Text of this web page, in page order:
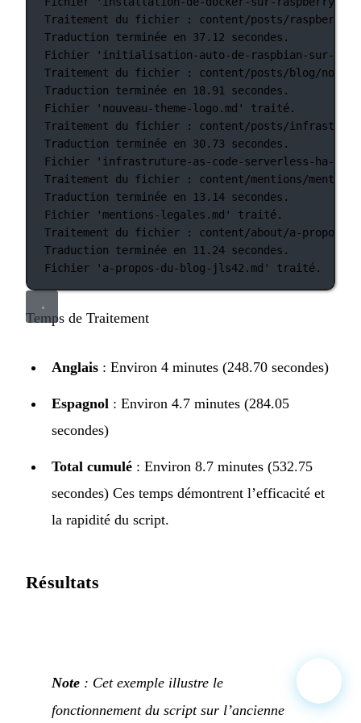
Traitement
du fichier :
content/posts/
Traduction
terminée en 37.12
secondes.
Fichier
'initialisation-auto-de-raspbian-sur-
Traitement
du fichier :
content/posts/blog/
Traduction
terminée en 18.91
secondes.
Fichier
'nouveau-theme-logo.md'
traité.
Traitement
du fichier :
content/posts/
Traduction
terminée en 30.73
secondes.
Fichier
'infrastruture-as-code-serverless-ha-
Traitement
du fichier :
content/mentions/
Traduction
terminée en 13.14 secondes.
Fichier
'mentions-legales.md'
traité.
Traitement
du fichier :
content/about/a-propos-
Traduction
terminée en 11.24 secondes.
Fichier
'a-propos-du-blog-jls42.md' traité.
Temps de Traitement
Anglais : Environ 4 minutes (248.70 secondes)
Espagnol : Environ 4.7 minutes (284.05
secondes)
Total cumulé : Environ 8.7 minutes (532.75
secondes) Ces temps démontrent l’efficacité et
la rapidité du script.
Résultats
Note : Cet exemple illustre le
fonctionnement du script sur l’ancienne